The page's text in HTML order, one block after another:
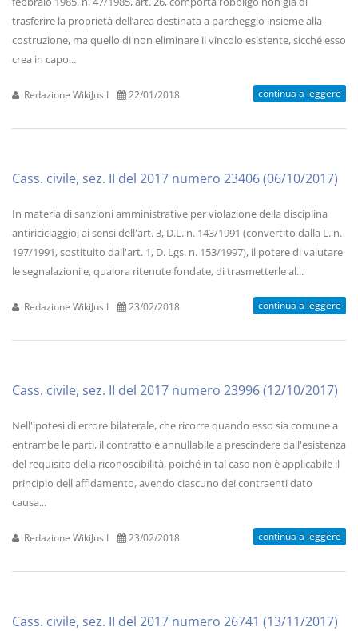
trasferire la proprietà dell’area destinata a parcheggio insieme alla
costruzione, ma quello di non eliminare il vincolo esistente, sicché esso
crea in capo...
Redazione WikiJus I 22/01/2018 continua a leggere
Cass. civile, sez. II del 2017 numero 23406 (06/10/2017)
In materia di sanzioni amministrative per violazione della disciplina
antiriciclaggio, ai sensi dell'art. 3, D.L. n. 143/1991 (convertito dalla L. n.
197/1991, sostituito dall'art. 1, D. Lgs. n. 153/1997), il potere di valutare
le segnalazioni e, qualora ritenute fondate, di trasmetterle al...
Redazione WikiJus I 23/02/2018 continua a leggere
Cass. civile, sez. II del 2017 numero 23996 (12/10/2017)
Nell'ipotesi di errore bilaterale, che ricorre quando esso sia comune a
entrambe le parti, il contratto è annullabile a prescindere dall'esistenza
del requisito della riconoscibilità, poiché in tal caso non è applicabile il
principio dell'affidamento, avendo ciascuno dei contraenti dato
causa...
Redazione WikiJus I 23/02/2018 continua a leggere
Cass. civile, sez. II del 2017 numero 26741 (13/11/2017)